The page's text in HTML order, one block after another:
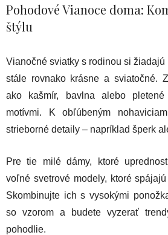
Pohodové Vianoce doma:
štýlu
Vianočné sviatky s rodinou si
stále rovnako krásne a sviatočné.
ako kašmír, bavlna alebo
motívmi. K obľúbeným
strieborné detaily – napríklad šperk
Pre tie milé dámy, ktoré
voľné svetrové modely, ktoré
Skombinujte ich s vysokými
so vzorom a budete vyzerať
pohodlie.